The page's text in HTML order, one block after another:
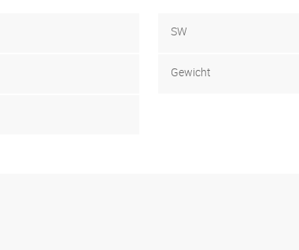
SW
Gewicht